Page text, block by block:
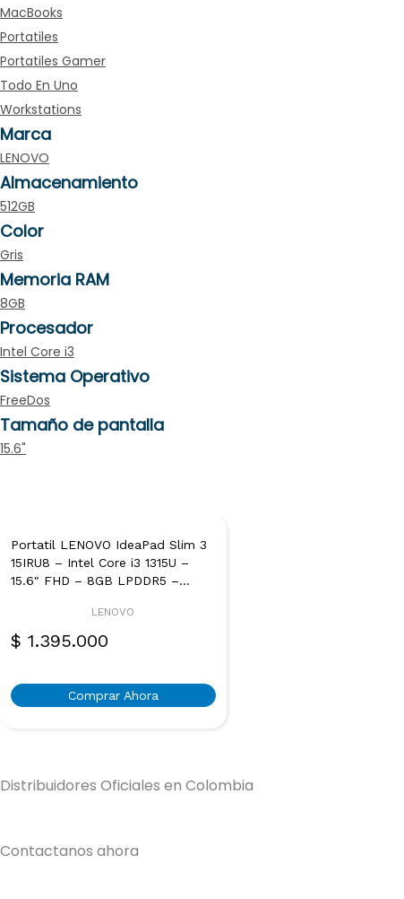
MacBooks
Portatiles
Portatiles Gamer
Todo En Uno
Workstations
Marca
LENOVO
Almacenamiento
512GB
Color
Gris
Memoria RAM
8GB
Procesador
Intel Core i3
Sistema Operativo
FreeDos
Tamaño de pantalla
15.6"
Portatil LENOVO IdeaPad Slim 3
15IRU8 – Intel Core i3 1315U –
15.6″ FHD – 8GB LPDDR5 –
LENOVO
$ 1.395.000
Comprar Ahora
Distribuidores Oficiales en Colombia
Contactanos ahora